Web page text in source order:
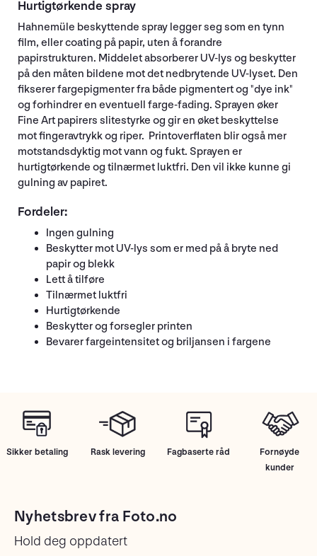
Hurtigtørkende spray
Hahnemüle beskyttende spray legger seg som en tynn
film, eller coating på papir, uten å forandre
papirstrukturen. Middelet absorberer UV-lys og beskytter
på den måten bildene mot det nedbrytende UV-lyset. Den
fikserer fargepigmenter fra både pigmentert og "dye ink"
og forhindrer en eventuell farge-fading. Sprayen øker
Fine Art papirers slitestyrke og gir en øket beskyttelse
mot fingeravtrykk og riper. Printoverflaten blir også mer
motstandsdyktig mot vann og fukt. Sprayen er
hurtigtørkende og tilnærmet luktfri. Den vil ikke kunne gi
gulning av papiret.
Fordeler:
Ingen gulning
Beskytter mot UV-lys som er med på å bryte ned
papir og blekk
Lett å tilføre
Tilnærmet luktfri
Hurtigtørkende
Beskytter og forsegler printen
Bevarer fargeintensitet og briljansen i fargene
Sikker betaling Rask levering Fagbaserte råd
Fornøyde
kunder
Nyhetsbrev fra Foto.no
Hold deg oppdatert